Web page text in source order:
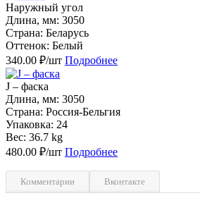
Наружный угол
Длина, мм: 3050
Страна: Белaрусь
Оттенок: Белый
340.00 ₽/шт Подробнее
J – фаска
Длина, мм: 3050
Страна: Россия-Бельгия
Упаковка: 24
Вес: 36.7 kg
480.00 ₽/шт Подробнее
Комментарии Вконтакте